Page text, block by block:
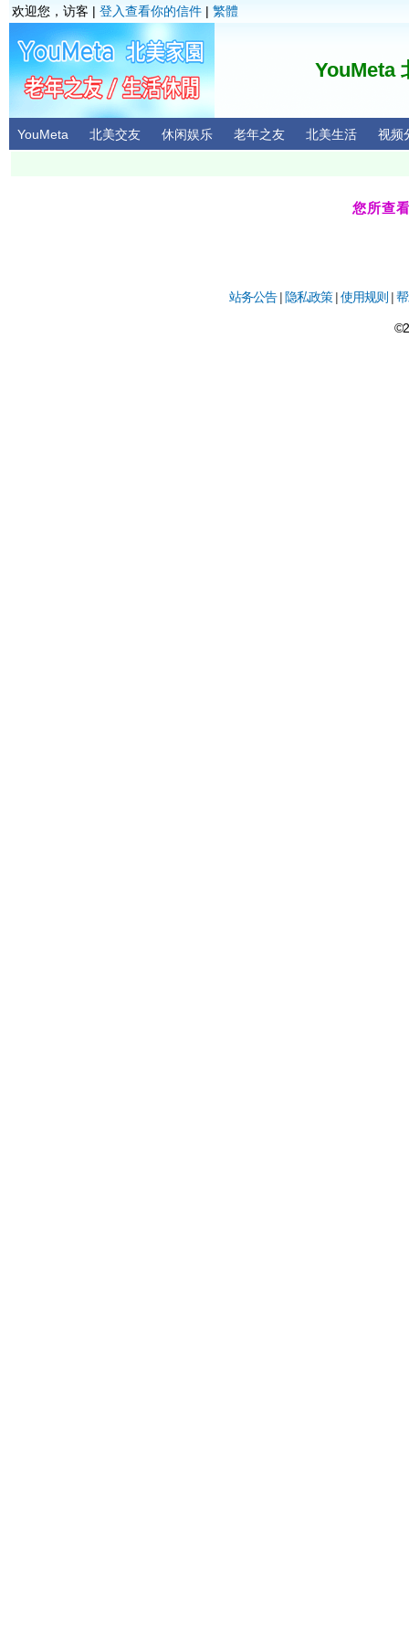
欢迎您，访客 | 登入查看你的信件 | 繁體
YouMeta
YouMeta 北美交友 休闲娱乐 老年之友 北美生活 视频
您所查
站务公告| 隐私政策|使用规则 |